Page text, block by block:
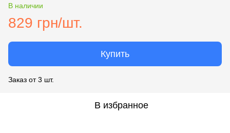
В наличии
829 грн/шт.
Купить
Заказ от 3 шт.
В избранное